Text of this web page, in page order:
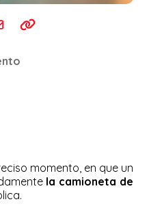
momento, en que un
la camioneta de